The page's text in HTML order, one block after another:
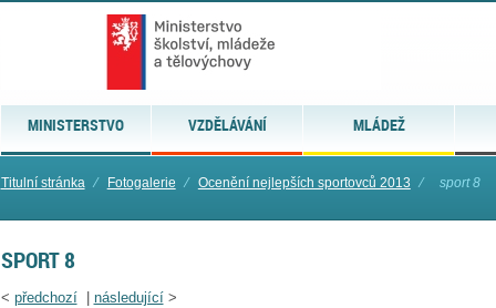
MINISTERSTVO VZDĚLÁVÁNÍ MLÁDEŽ
Titulní stránka ⁄ Fotogalerie ⁄ Ocenění nejlepších sportovců 2013 ⁄ sport 8
SPORT 8
< předchozí| následující>